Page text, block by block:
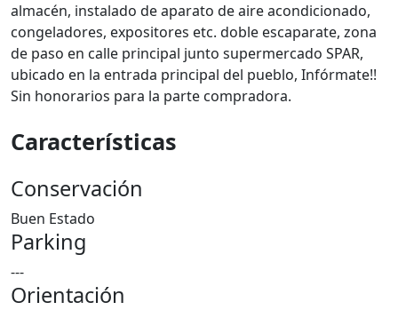
almacén, instalado de aparato de aire acondicionado,
congeladores, expositores etc. doble escaparate, zona
de paso en calle principal junto supermercado SPAR,
ubicado en la entrada principal del pueblo, Infórmate!!
Sin honorarios para la parte compradora.
Características
Conservación
Buen Estado
Parking
---
Orientación